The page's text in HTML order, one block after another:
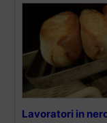
Lavoratori in